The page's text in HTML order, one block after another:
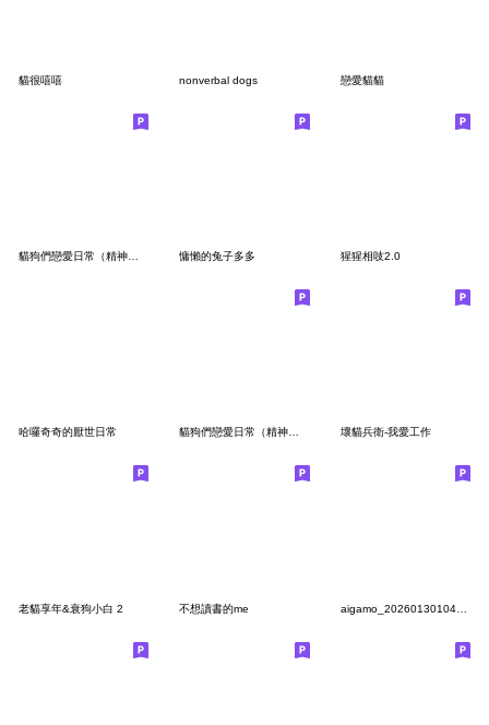
貓很嘻嘻 nonverbal dogs 戀愛貓貓
慵懶的兔子多多 猩猩相吱2.0
哈囉奇奇的厭世日常 貓狗們戀愛日常（精神小貓) 壞貓兵衛-我愛工作
老貓享年&衰狗小白 2 不想讀書的me aigamo_20260130104324